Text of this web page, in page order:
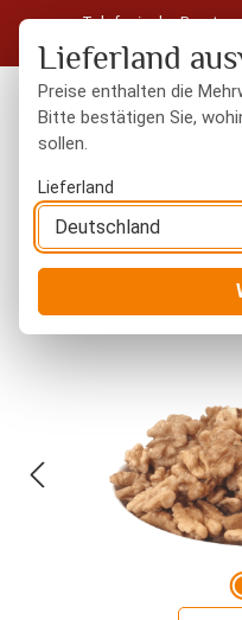
Zum Hauptinhalt springen
Telefonische
Kostenloser Versand in
Lieferland
Preise enthalten die
Bitte bestätigen Sie,
sollen.
Lieferland